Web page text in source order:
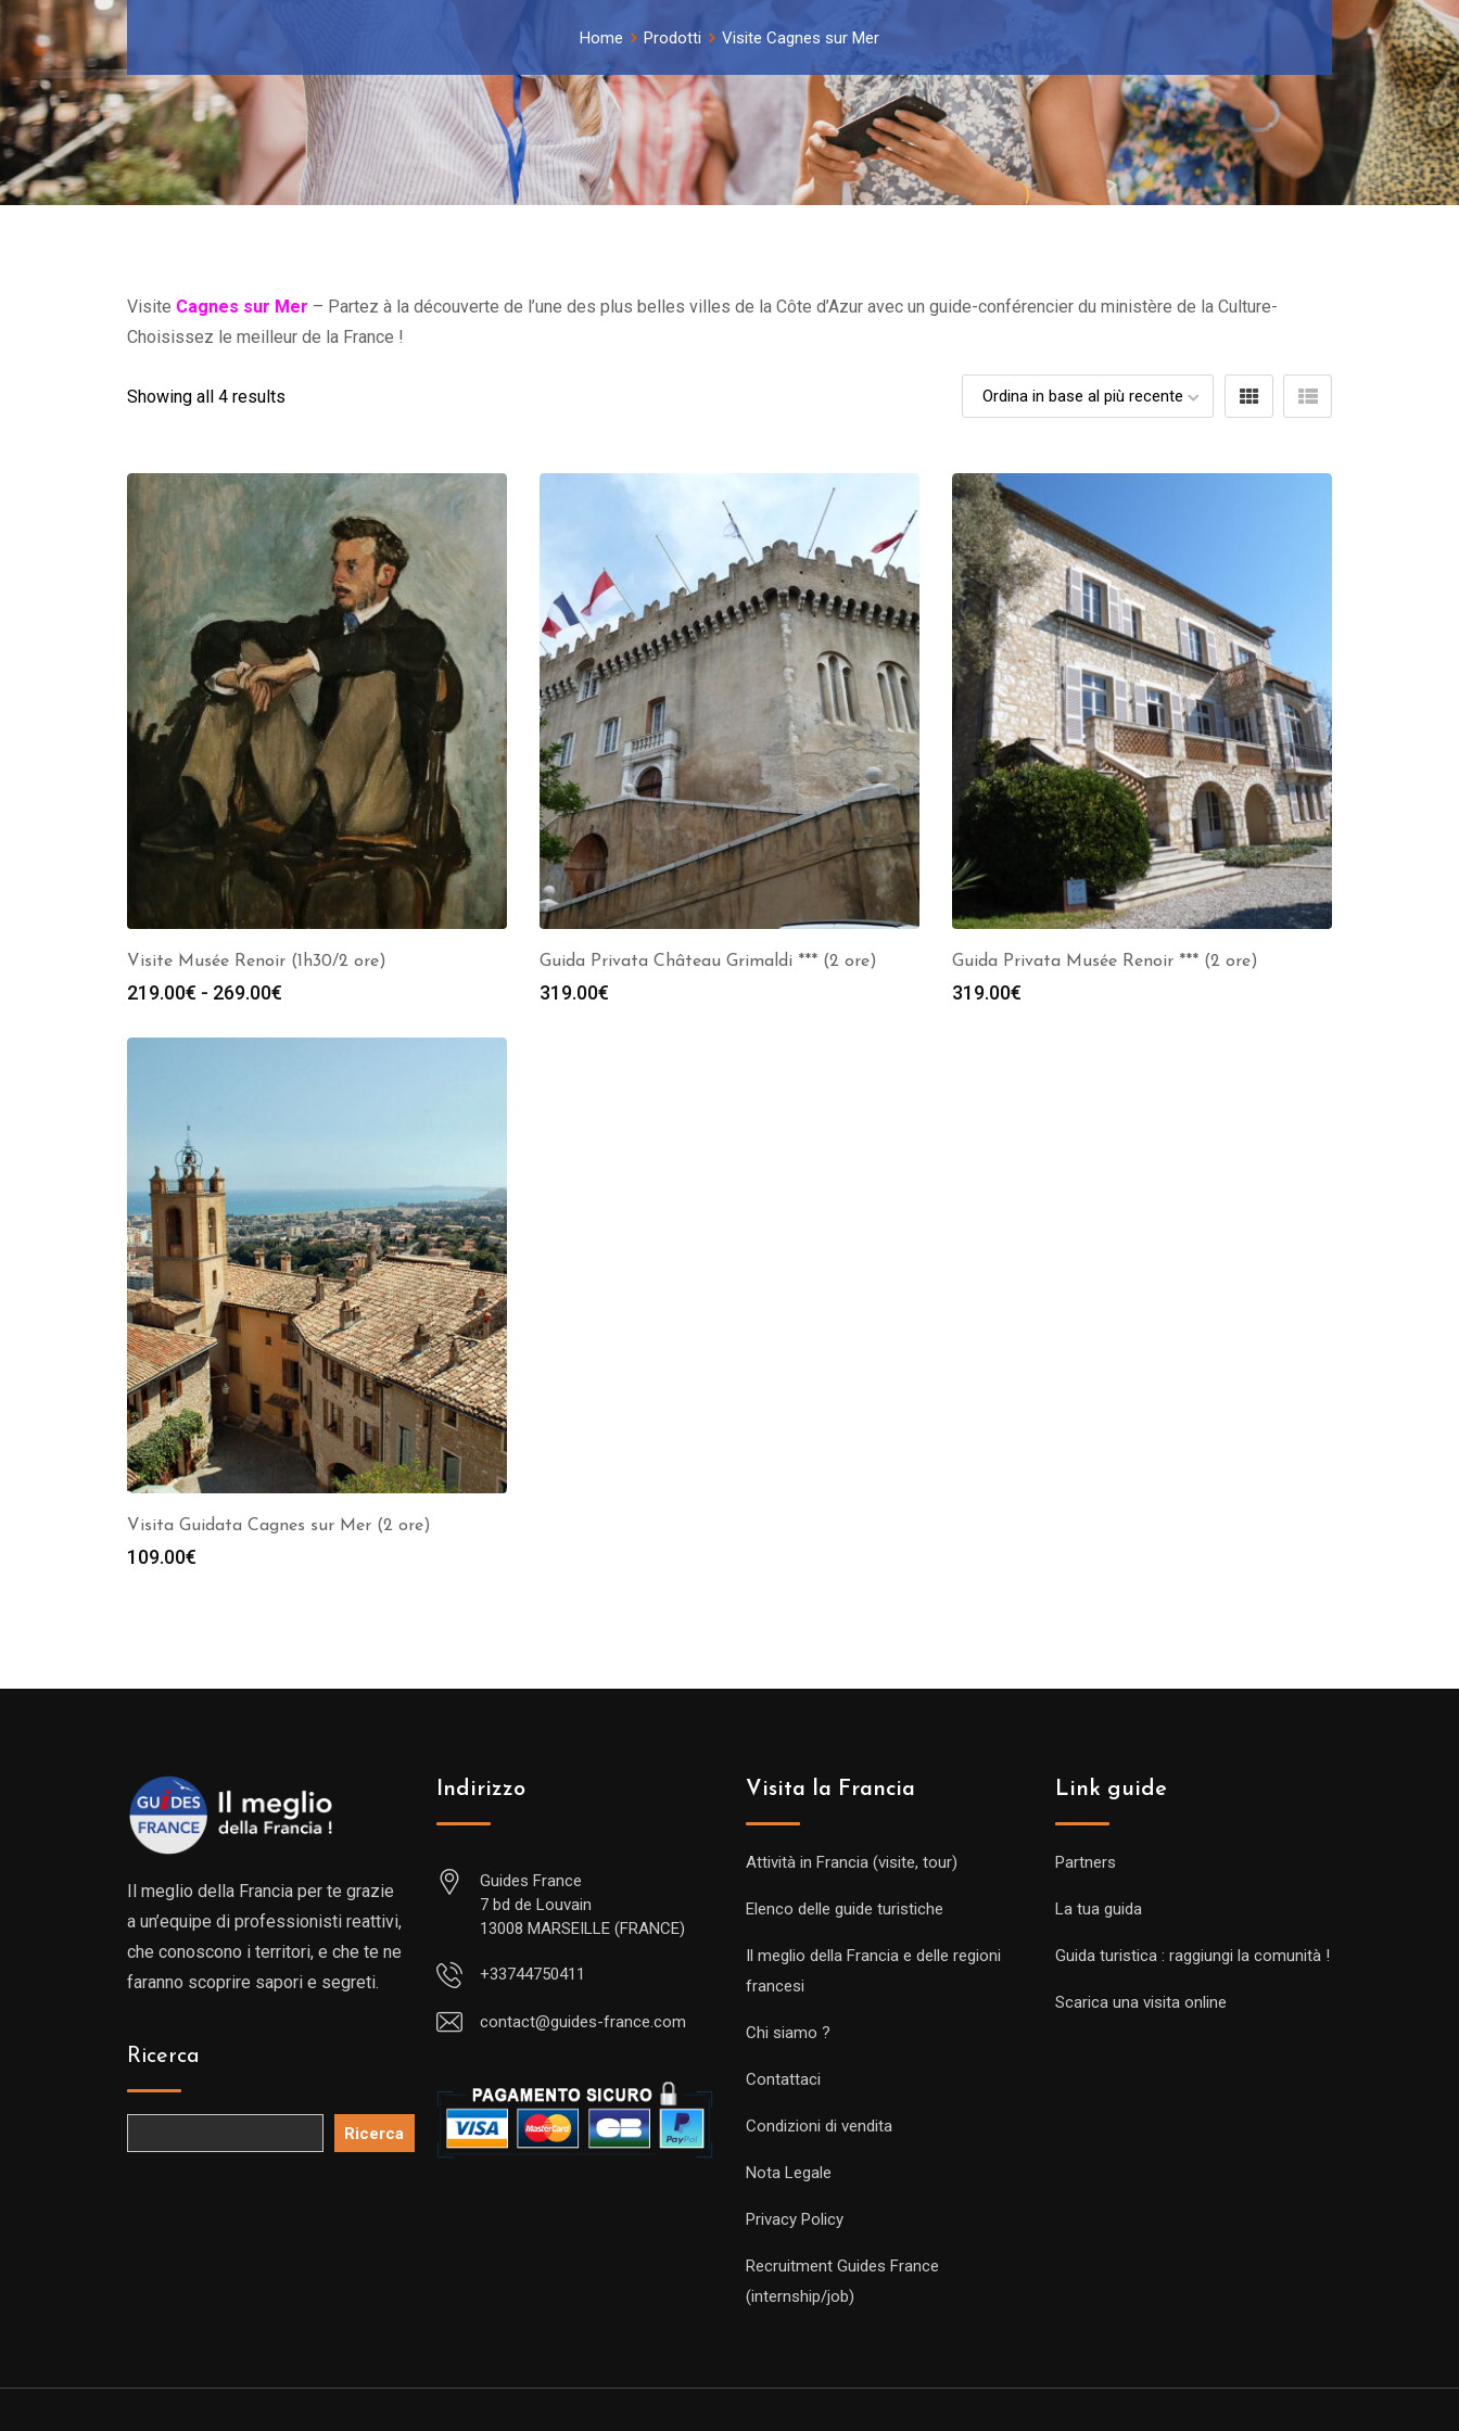
Home Prodotti Visite Cagnes sur Mer
Visite Cagnes sur Mer – Partez à la découverte de l’une des plus belles villes de la Côte d’Azur avec un guide-conférencier du ministère de la Culture-
Choisissez le meilleur de la France !
Showing all 4 results
Visite Musée Renoir (1h30/2 ore)
219.00€ - 269.00€
prezzo:
Guida Privata Château Grimaldi *** (2 ore)
319.00€
Guida Privata Musée Renoir *** (2 ore)
319.00€
Visita Guidata Cagnes sur Mer (2 ore)
109.00€
Il meglio della Francia per te grazie
a un’equipe di professionisti reattivi,
che conoscono i territori, e che te ne
faranno scoprire sapori e segreti.
Ricerca
Ricerca
Indirizzo
Guides France
7 bd de Louvain
13008 MARSEILLE (FRANCE)
+33744750411
contact@guides-france.com
Visita la Francia
Attività in Francia (visite, tour)
Elenco delle guide turistiche
Il meglio della Francia e delle regioni
francesi
Chi siamo ?
Contattaci
Condizioni di vendita
Nota Legale
Privacy Policy
Recruitment Guides France
(internship/job)
Link guide
Partners
La tua guida
Guida turistica : raggiungi la comunità !
Scarica una visita online